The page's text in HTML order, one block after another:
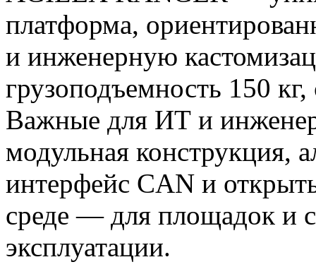
платформа,
и инженерную
грузоподъемность 150
Важные для ИТ и
модульная конструкция,
интерфейс CAN и
среде — для площадок и
эксплуатации.